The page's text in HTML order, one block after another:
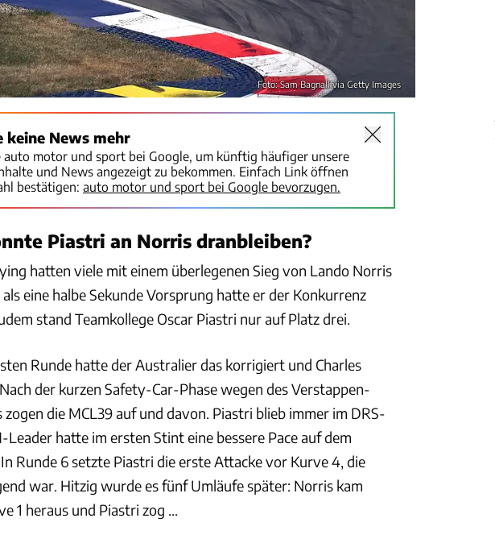
Foto: Sam Bagnall via Getty Images
keine News mehr
auto motor und sport bei Google, um künftig häufiger unsere
und News angezeigt zu bekommen. Einfach Link öffnen
bestätigen: auto motor und sport bei Google bevorzugen.
Piastri an Norris dranbleiben?
hatten viele mit einem überlegenen Sieg von Lando Norris
eine halbe Sekunde Vorsprung hatte er der Konkurrenz
stand Teamkollege Oscar Piastri nur auf Platz drei.
Runde hatte der Australier das korrigiert und Charles
der kurzen Safety-Car-Phase wegen des Verstappen-
die MCL39 auf und davon. Piastri blieb immer im DRS-
hatte im ersten Stint eine bessere Pace auf dem
Runde 6 setzte Piastri die erste Attacke vor Kurve 4, die
war. Hitzig wurde es fünf Umläufe später: Norris kam
1 heraus und Piastri zog ...